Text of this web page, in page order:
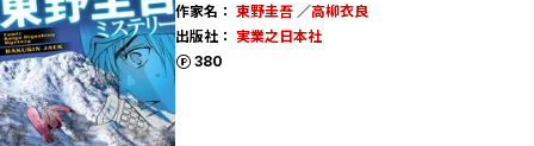
作家名： 東野圭吾／高柳衣良
出版社： 実業之日本社
380
ポイント